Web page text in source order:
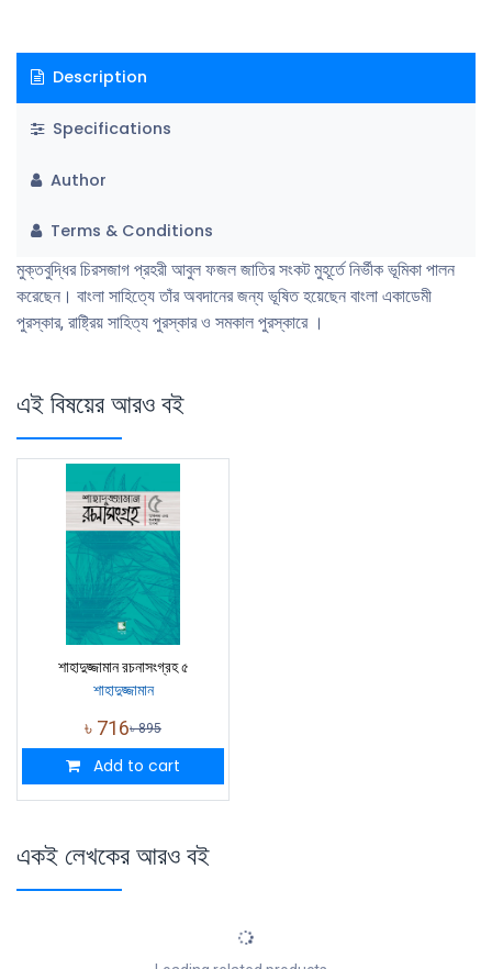
Description
Specifications
Author
Terms & Conditions
মুক্তবুদ্ধির চিরসজাগ প্রহরী আবুল ফজল জাতির সংকট মুহূর্তে নির্ভীক ভূমিকা পালন
করেছেন। বাংলা সাহিত্যে তাঁর অবদানের জন্য ভূষিত হয়েছেন বাংলা একাডেমী
পুরস্কার, রাষ্ট্রিয় সাহিত্য পুরস্কার ও সমকাল পুরস্কারে ।
এই বিষয়ের আরও বই
শাহাদুজ্জামান রচনাসংগ্রহ ৫
শাহাদুজ্জামান
৳ 716৳895
Add to cart
একই লেখকের আরও বই